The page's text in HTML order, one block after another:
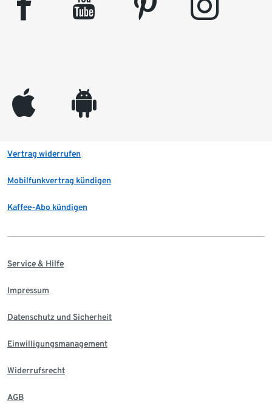
appleinc android
Vertrag widerrufen
Mobilfunkvertrag kündigen
Kaffee-Abo kündigen
Service & Hilfe
Impressum
Datenschutz und Sicherheit
Einwilligungsmanagement
Widerrufsrecht
AGB